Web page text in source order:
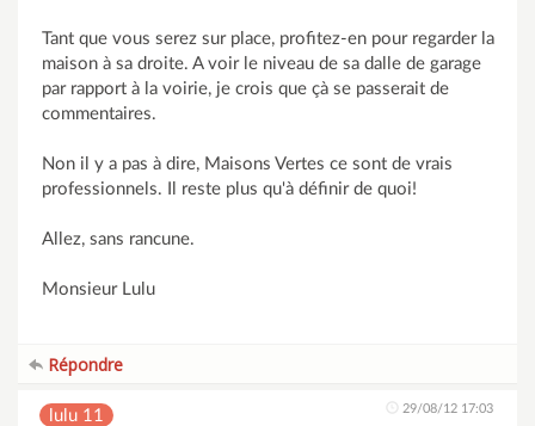
Tant que vous serez sur place, profitez-en pour regarder la
maison à sa droite. A voir le niveau de sa dalle de garage
par rapport à la voirie, je crois que çà se passerait de
commentaires.
Non il y a pas à dire, Maisons Vertes ce sont de vrais
professionnels. Il reste plus qu'à définir de quoi!
Allez, sans rancune.
Monsieur Lulu
Répondre
lulu 11 29/08/12 17:03